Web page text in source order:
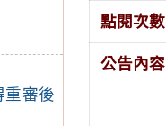
重審後
點閱次數
公告內容